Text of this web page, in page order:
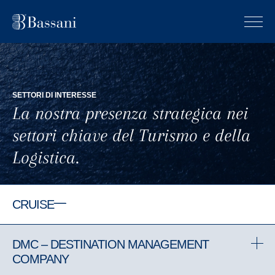
SETTORI DI INTERESSE
La nostra presenza strategica nei
settori chiave del Turismo e della
Logistica.
CRUISE
DMC – DESTINATION MANAGEMENT
COMPANY